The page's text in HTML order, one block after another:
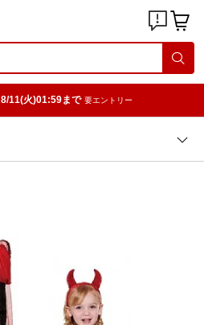
8/11(火)01:59まで 要エントリー